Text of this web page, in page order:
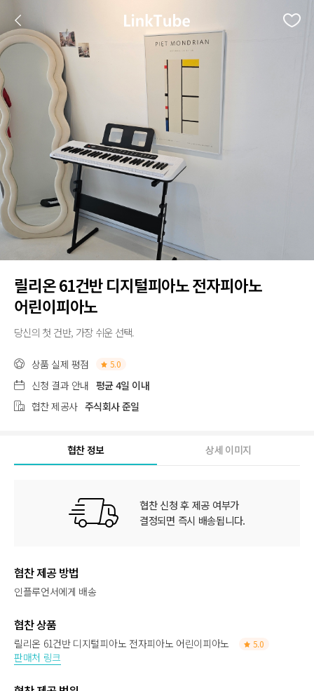
릴리온 61건반 디지털피아노 전자피아노
어린이피아노
당신의 첫 건반, 가장 쉬운 선택.
상품 실제 평점 5.0
신청 결과 안내 평균 4일 이내
협찬 제공사 주식회사 준일
협찬 정보 상세 이미지
협찬 신청 후 제공 여부가
결정되면 즉시 배송됩니다.
협찬 제공 방법
인플루언서에게 배송
협찬 상품
릴리온 61건반 디지털피아노 전자피아노 어린이피아노 5.0
판매처 링크